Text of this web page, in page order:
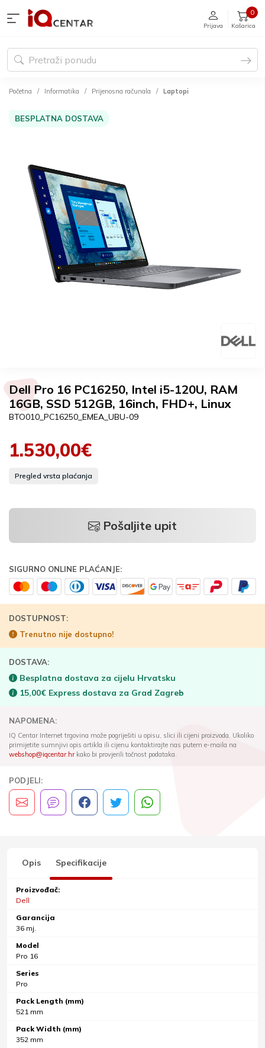
Prijava Košarica
0
Početna Informatika Prijenosna računala Laptopi
BESPLATNA DOSTAVA
Dell Pro 16 PC16250, Intel i5-120U, RAM
16GB, SSD 512GB, 16inch, FHD+, Linux
BTO010_PC16250_EMEA_UBU-09
1.530,00€
Pregled vrsta plaćanja
Pošaljite upit
SIGURNO ONLINE PLAĆANJE:
DOSTUPNOST:
Trenutno nije dostupno!
DOSTAVA:
Besplatna dostava za cijelu Hrvatsku
15,00€ Express dostava za Grad Zagreb
NAPOMENA:
IQ Centar Internet trgovina može pogriješiti u opisu, slici ili cijeni proizvoda. Ukoliko
primijetite sumnjivi opis artikla ili cijenu kontaktirajte nas putem e-maila na
webshop@iqcentar.hrkako bi provjerili točnost podataka.
PODJELI:
Opis Specifikacije
Proizvođač:
Dell
Garancija
36 mj.
Model
Pro 16
Series
Pro
Pack Length (mm)
521 mm
Pack Width (mm)
352 mm